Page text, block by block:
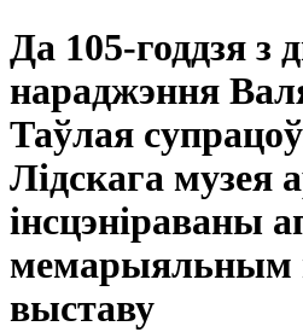
Да 105-годдзя з
нараджэння
Таўлая
Лідскага музея
інсцэніраваны
мемарыяльным
выставу